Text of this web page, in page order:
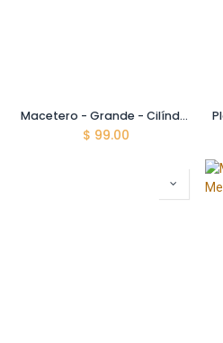
Macetero - Grande - Cilíndrico - Con Textura - 43*79cm - Blanco Mate - Pintable
$ 99.00